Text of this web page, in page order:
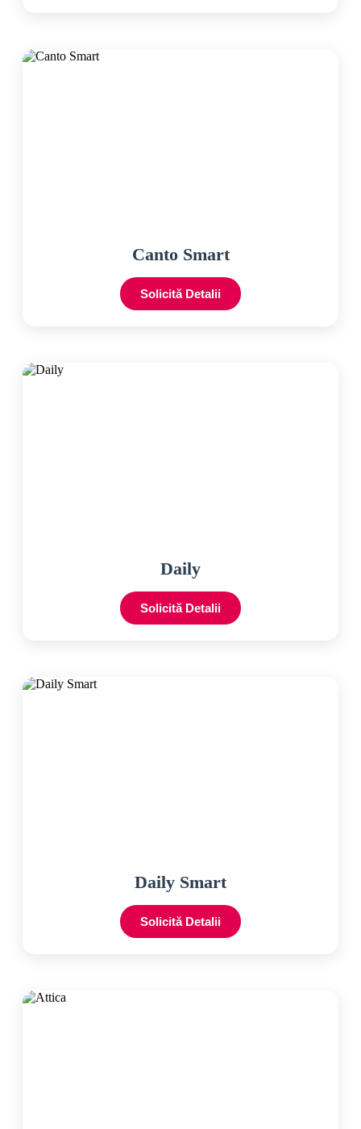
Canto Smart
Solicită Detalii
Daily
Solicită Detalii
Daily Smart
Solicită Detalii